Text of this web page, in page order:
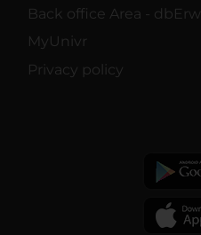
Back office Area - dbErw
MyUnivr
Privacy policy